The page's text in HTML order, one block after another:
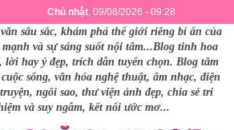
Chủ nhật, 09/08/2026 - 09:28
sâu sắc, khám phá thế giới riêng bí ẩn của
và sự sáng suốt nội tâm...Blog tinh hoa
lời hay ý đẹp, trích dẫn tuyển chọn. Blog tâm
sống, văn hóa nghệ thuật, âm nhạc, điện
ngôi sao, thư viện ảnh đẹp, chia sẻ tri
và suy ngẫm, kết nối ước mơ...